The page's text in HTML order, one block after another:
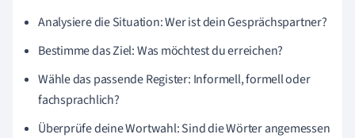
Analysiere die Situation: Wer ist dein Gesprächspartner?
Bestimme das Ziel: Was möchtest du erreichen?
Wähle das passende Register: Informell, formell oder
fachsprachlich?
Überprüfe deine Wortwahl: Sind die Wörter angemessen